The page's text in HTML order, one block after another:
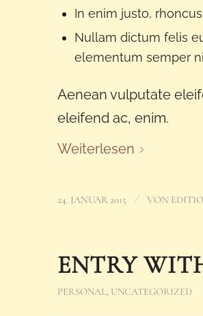
In enim justo,
Nullam dictum felis
elementum semper
Aenean vulputate
eleifend ac, enim.
Weiterlesen
24. JANUAR 2015 / VON
ENTRY
PERSONAL, UNCATEGORIZED